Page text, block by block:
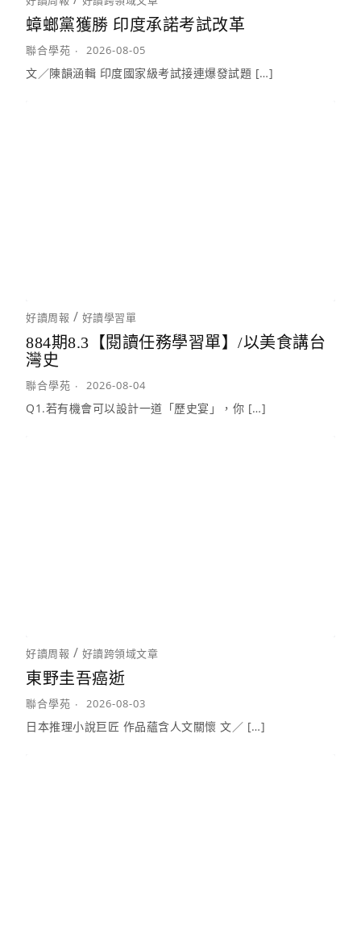
蟑螂黨獲勝 印度承諾考試改革
聯合學苑 2026-08-05
文／陳韻涵輯 印度國家級考試接連爆發試題 […]
好讀周報 / 好讀學習單
884期8.3【閱讀任務學習單】/以美食講台
灣史
聯合學苑 2026-08-04
Q1.若有機會可以設計一道「歷史宴」，你 […]
好讀周報 / 好讀跨領域文章
東野圭吾癌逝
聯合學苑 2026-08-03
日本推理小說巨匠 作品蘊含人文關懷 文／ […]